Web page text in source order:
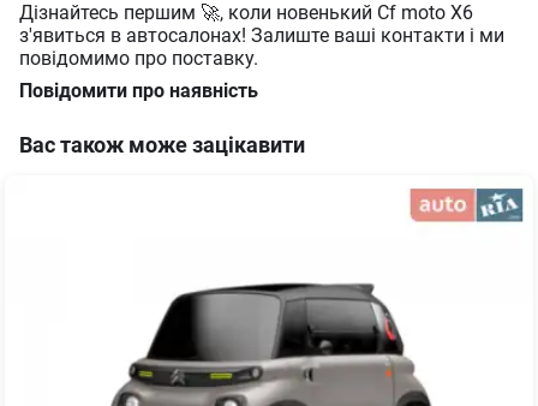
Дізнайтесь першим 🚀, коли новенький Cf moto X6
з'явиться в автосалонах! Залиште ваші контакти і ми
повідомимо про поставку.
Повідомити про наявність
Вас також може зацікавити